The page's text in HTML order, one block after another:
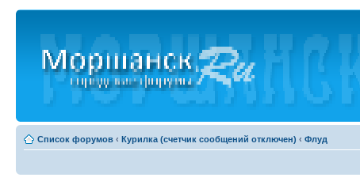
Список форумов ‹ Курилка (счетчик сообщений отключен) ‹ Флуд